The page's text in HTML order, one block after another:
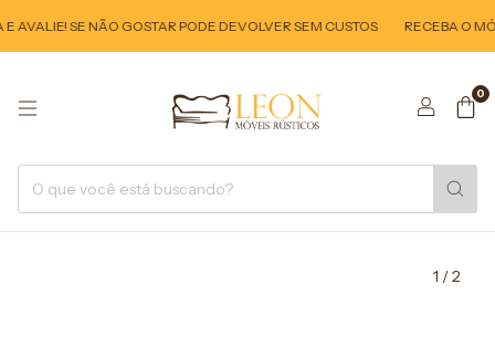
SE NÃO GOSTAR PODE DEVOLVER SEM CUSTOS RECEBA O
0
1 /2